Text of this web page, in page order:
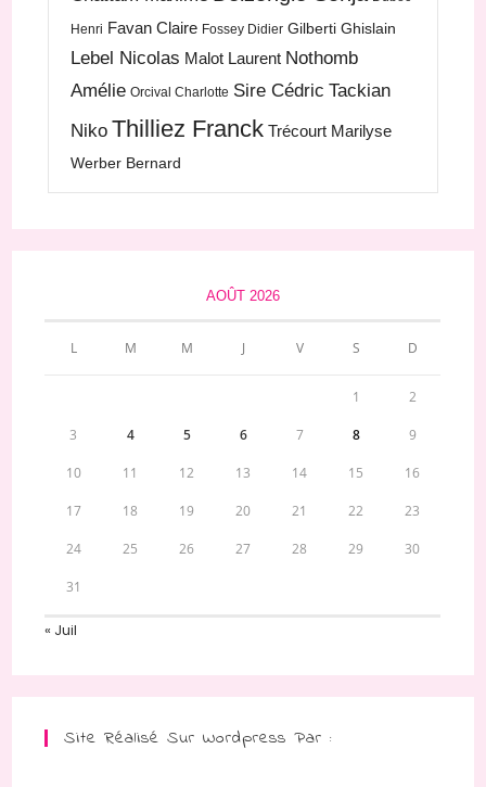
Henri Favan Claire Fossey Didier Gilberti Ghislain
Lebel Nicolas Malot Laurent Nothomb
Amélie Orcival Charlotte Sire Cédric Tackian
Niko Thilliez Franck Trécourt Marilyse
Werber Bernard
AOÛT 2026
L M M J V S D
1 2
3 4 5 6 7 8 9
10 11 12 13 14 15 16
17 18 19 20 21 22 23
24 25 26 27 28 29 30
31
« Juil
Site Réalisé Sur Wordpress Par :